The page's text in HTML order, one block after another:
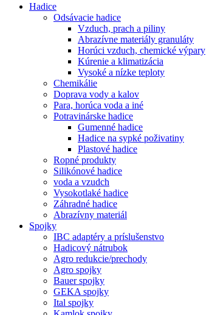
Hadice
Odsávacie hadice
Vzduch, prach a piliny
Abrazívne materiály granuláty
Horúci vzduch, chemické výpary
Kúrenie a klimatizácia
Vysoké a nízke teploty
Chemikálie
Doprava vody a kalov
Para, horúca voda a iné
Potravinárske hadice
Gumenné hadice
Hadice na sypké poživatiny
Plastové hadice
Ropné produkty
Silikónové hadice
voda a vzudch
Vysokotlaké hadice
Záhradné hadice
Abrazívny materiál
Spojky
IBC adaptéry a príslušenstvo
Hadicový nátrubok
Agro redukcie/prechody
Agro spojky
Bauer spojky
GEKA spojky
Ital spojky